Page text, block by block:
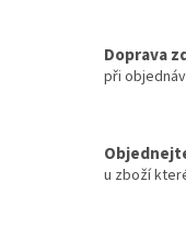
Doprava
při
u zboží